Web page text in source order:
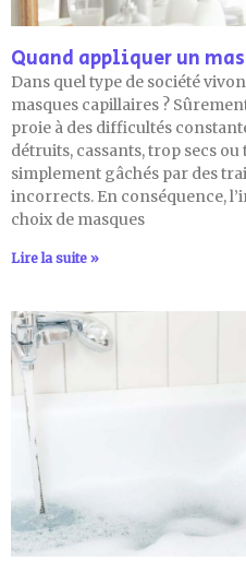
Quand appliquer un
Dans quel type de société
masques capillaires ?
proie à des difficultés
détruits, cassants, trop secs
simplement gâchés par des
incorrects. En conséquence,
choix de masques
Lire la suite »